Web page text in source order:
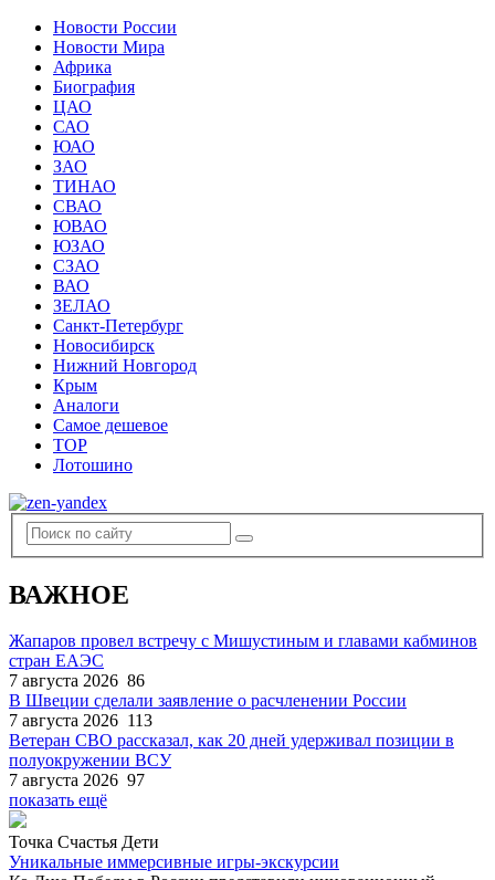
Новости России
Новости Мира
Африка
Биография
ЦАО
САО
ЮАО
ЗАО
ТИНАО
СВАО
ЮВАО
ЮЗАО
СЗАО
ВАО
ЗЕЛАО
Санкт-Петербург
Новосибирск
Нижний Новгород
Крым
Аналоги
Самое дешевое
TOP
Лотошино
ВАЖНОЕ
Жапаров провел встречу с Мишустиным и главами кабминов
стран ЕАЭС
7 августа 2026 86
В Швеции сделали заявление о расчленении России
7 августа 2026 113
Ветеран СВО рассказал, как 20 дней удерживал позиции в
полуокружении ВСУ
7 августа 2026 97
показать ещё
Точка Счастья Дети
Уникальные иммерсивные игры-экскурсии